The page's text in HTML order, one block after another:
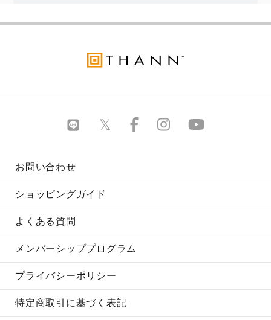
お問い合わせ
ショッピングガイド
よくある質問
メンバーシッププログラム
プライバシーポリシー
特定商取引に基づく表記